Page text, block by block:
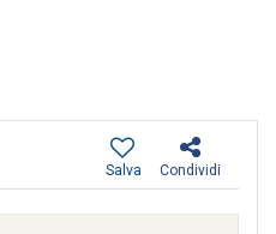
Condividi
Salva